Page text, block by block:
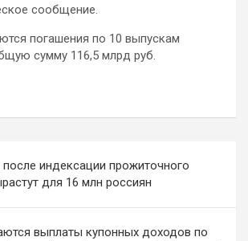
сообщение.
погашения по 10 выпускам
сумму 116,5 млрд руб.
индексации прожиточного
для 16 млн россиян
выплаты купонных доходов по